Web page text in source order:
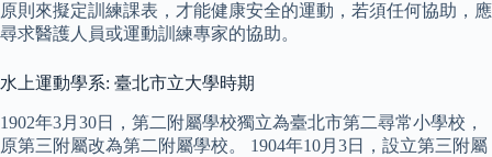
原則來擬定訓練課表，才能健康安全的運動，若須任何協助，應
尋求醫護人員或運動訓練專家的協助。
水上運動學系: 臺北市立大學時期
1902年3月30日，第二附屬學校獨立為臺北市第二尋常小學校，
原第三附屬改為第二附屬學校。 1904年10月3日，設立第三附屬